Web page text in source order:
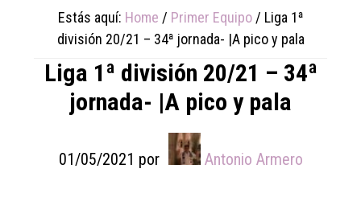
Estás aquí: Home / Primer Equipo / Liga 1ª
división 20/21 – 34ª jornada- |A pico y pala
Liga 1ª división 20/21 – 34ª
jornada- |A pico y pala
01/05/2021 por Antonio Armero